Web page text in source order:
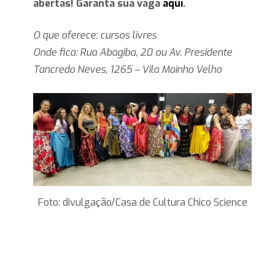
abertas! Garanta sua vaga aqui.
O que oferece: cursos livres
Onde fica: Rua Abagiba, 20 ou Av. Presidente
Tancredo Neves, 1265 – Vila Moinho Velho
Foto: divulgação/Casa de Cultura Chico Science